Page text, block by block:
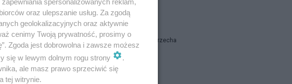
w planowaniu
folt37
Łukasz Warzecha
Napisz notkę
oraz ulepszanie usług. Za zgodą
geolokalizacyjnych oraz aktywnie
cenimy Twoją prywatność, prosimy o
Zgoda jest dobrowolna i zawsze możesz
się w lewym dolnym rogu strony
.
ale masz prawo sprzeciwić się
tej witrynie.